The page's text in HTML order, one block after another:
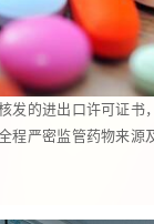
发的进出口许可证书
程严密监管药物来源